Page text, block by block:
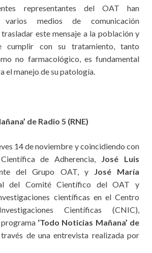
representantes del OAT han
medios de comunicación
este mensaje a la población y
cumplir con su tratamiento, tanto
no farmacológico, es fundamental
el manejo de su patología.
de Radio 5 (RNE)
14 de noviembre y coincidiendo con
de Adherencia, José Luis
del Grupo OAT, y José María
del Comité Científico del OAT y
científicas en el Centro
Científicas (CNIC),
‘Todo Noticias Mañana’ de
de una entrevista realizada por